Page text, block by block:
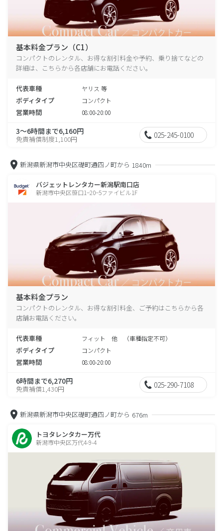
基本料金プラン（C1）
コンパクトのレンタル、お得な割引料金や予約、乗り捨てなどの
詳細は、こちらから各店舗にお電話ください。
代表車種 ヤリス 等
ボディタイプ コンパクト
営業時間 08:00-20:00
3～6時間まで6,160円
免責補償制度1,100円 025-245-0100
新潟県新潟市中央区礎町通四ノ町から 1840m
バジェットレンタカー新潟駅南口店
新潟市中央区笹口1−20−5ファイビル1F
基本料金プラン
コンパクトのレンタル、お得な割引料金、ご予約はこちらから各
店舗お電話ください。
代表車種 フィット 他 （車種指定不可）
ボディタイプ コンパクト
営業時間 08:00-20:00
6時間まで6,270円
免責補償1,430円 025-290-7108
新潟県新潟市中央区礎町通四ノ町から 676m
トヨタレンタカー万代
新潟市中央区万代4-9-4